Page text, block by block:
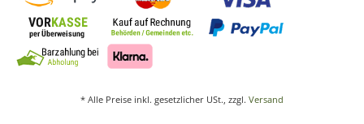
* Alle Preise inkl. gesetzlicher USt., zzgl. Versand